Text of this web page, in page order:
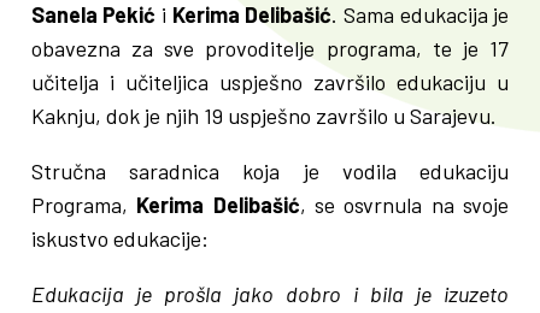
Sanela Pekić i Kerima Delibašić. Sama edukacija je
obavezna za sve provoditelje programa, te je 17
učitelja i učiteljica uspješno završilo edukaciju u
Kaknju, dok je njih 19 uspješno završilo u Sarajevu.
Stručna saradnica koja je vodila edukaciju
Programa, Kerima Delibašić, se osvrnula na svoje
iskustvo edukacije:
Edukacija je prošla jako dobro i bila je izuzeto